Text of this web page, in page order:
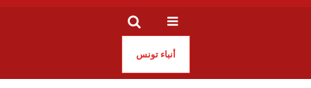
أنباء تونس